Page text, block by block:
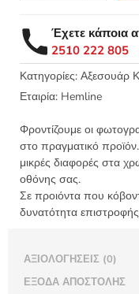
Hemline
242
ποσότητα
Έχετε κάποια
2510 222 805
Κατηγορίες: Αξεσουάρ
Εταιρία: Hemline
Φροντίζουμε οι
στο πραγματικό
μικρές διαφορές στα
οθόνης σας.
Σε προιόντα που
δυνατότητα
ΑΞΙΟΛΟΓΉΣΕΙΣ (0)
ΈΞΟΔΑ ΑΠΟΣΤΟΛΉΣ